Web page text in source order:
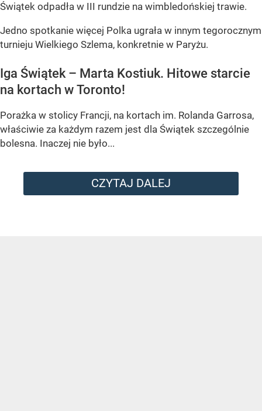
Świątek odpadła w III rundzie na wimbledońskiej trawie.
Jedno spotkanie więcej Polka ugrała w innym tegorocznym
turnieju Wielkiego Szlema, konkretnie w Paryżu.
Iga Świątek – Marta Kostiuk. Hitowe starcie
na kortach w Toronto!
Porażka w stolicy Francji, na kortach im. Rolanda Garrosa,
właściwie za każdym razem jest dla Świątek szczególnie
bolesna. Inaczej nie było...
CZYTAJ DALEJ